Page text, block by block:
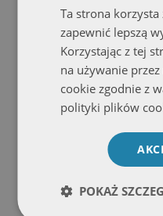
Ta strona
zapewnić lepszą
Korzystając z tej
na używanie
cookie zgodnie z
polityki plików
POKAŻ